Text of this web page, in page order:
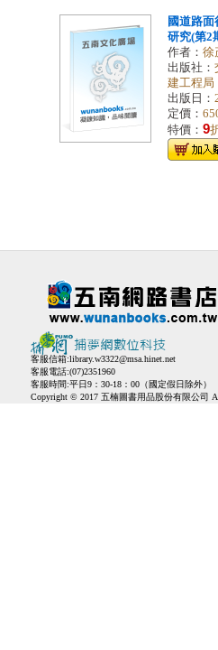
國道路
研究(第2
作者： 徐
出版社：
建工程局
出版日：
定價：
特價： 9
客服信箱:library.w3322@msa.hinet.net
客服電話:(07)2351960
客服時間:平日9：30-18：00（國定假日除外）
Copyright © 2017 五楠圖書用品股份有限公司